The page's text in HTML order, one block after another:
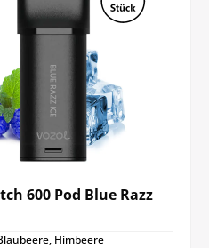
600 Pod Blue Razz
Himbeere